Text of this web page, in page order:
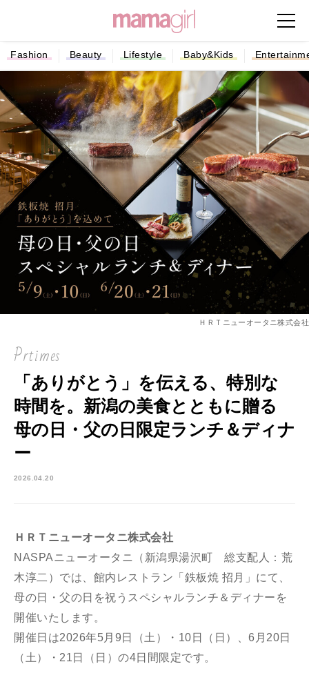
Fashion Beauty Lifestyle Baby&Kids
ＨＲＴニューオータニ株式会社
Prtimes
「ありがとう」を伝える、特別な
時間を。新潟の美食とともに贈る
母の日・父の日限定ランチ＆ディナ
ー
2026.04.20
ＨＲＴニューオータニ株式会社
NASPAニューオータニ（新潟県湯沢町 総支配人：荒
木淳二）では、館内レストラン「鉄板焼 招月」にて、
母の日・父の日を祝うスペシャルランチ＆ディナーを
開催いたします。
開催日は2026年5月9日（土）・10日（日）、6月20日
（土）・21日（日）の4日間限定です。